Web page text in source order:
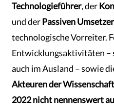
Technologieführer, der
und derPassiven Umsetzer
technologische Vorreiter.
Entwicklungsaktivitäten ­–
auch im Ausland – sowie
Akteuren der
2022 nicht nennenswert